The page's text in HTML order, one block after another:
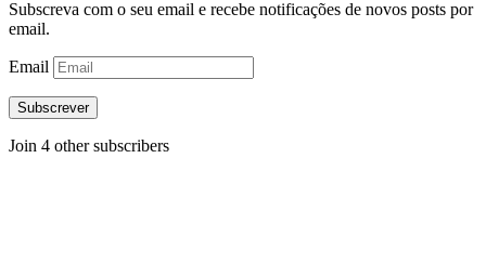
Subscreva com o seu email e recebe notificações de novos posts por
email.
Email
Subscrever
Join 4 other subscribers